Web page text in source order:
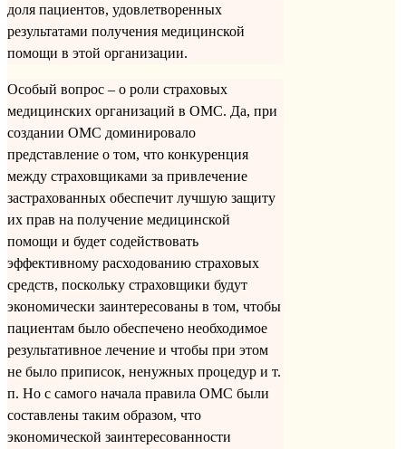
доля пациентов, удовлетворенных
результатами получения медицинской
помощи в этой организации.
Особый вопрос – о роли страховых
медицинских организаций в ОМС. Да, при
создании ОМС доминировало
представление о том, что конкуренция
между страховщиками за привлечение
застрахованных обеспечит лучшую защиту
их прав на получение медицинской
помощи и будет содействовать
эффективному расходованию страховых
средств, поскольку страховщики будут
экономически заинтересованы в том, чтобы
пациентам было обеспечено необходимое
результативное лечение и чтобы при этом
не было приписок, ненужных процедур и т.
п. Но с самого начала правила ОМС были
составлены таким образом, что
экономической заинтересованности